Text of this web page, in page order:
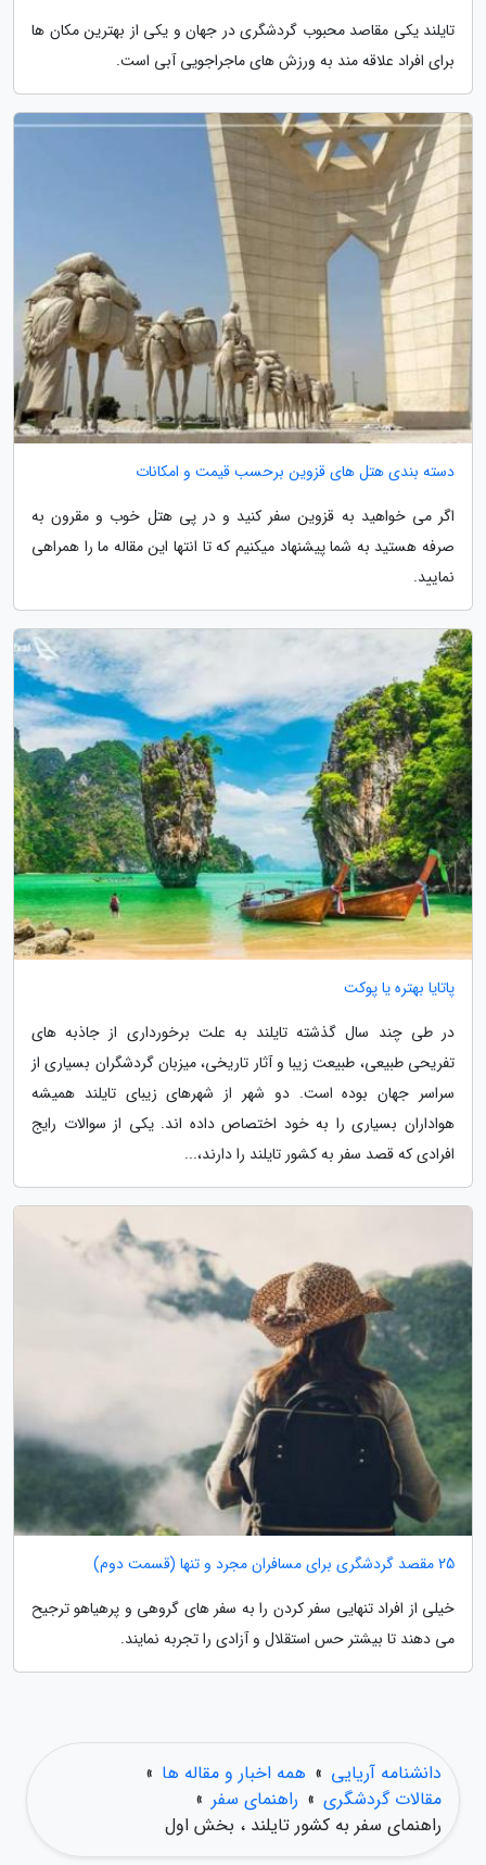
تایلند یکی مقاصد محبوب گردشگری در جهان و یکی از بهترین مکان ها
برای افراد علاقه مند به ورزش های ماجراجویی آبی است.
دسته بندی هتل های قزوین برحسب قیمت و امکانات
اگر می خواهید به قزوین سفر کنید و در پی هتل خوب و مقرون به
صرفه هستید به شما پیشنهاد میکنیم که تا انتها این مقاله ما را همراهی
نمایید.
پاتایا بهتره یا پوکت
در طی چند سال گذشته تایلند به علت برخورداری از جاذبه های
تفریحی طبیعی، طبیعت زیبا و آثار تاریخی، میزبان گردشگران بسیاری از
سراسر جهان بوده است. دو شهر از شهرهای زیبای تایلند همیشه
هواداران بسیاری را به خود اختصاص داده اند. یکی از سوالات رایج
افرادی که قصد سفر به کشور تایلند را دارند،...
25 مقصد گردشگری برای مسافران مجرد و تنها (قسمت دوم)
خیلی از افراد تنهایی سفر کردن را به سفر های گروهی و پرهیاهو ترجیح
می دهند تا بیشتر حس استقلال و آزادی را تجربه نمایند.
دانشنامه آریایی » همه اخبار و مقاله ها »
مقالات گردشگری » راهنمای سفر »
راهنمای سفر به کشور تایلند ، بخش اول